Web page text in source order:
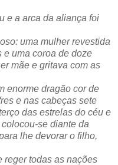
e a arca da aliança foi
uma mulher revestida
e uma coroa de doze
mãe e gritava com as
enorme dragão cor de
e nas cabeças sete
das estrelas do céu e
se diante da
lhe devorar o filho,
reger todas as nações